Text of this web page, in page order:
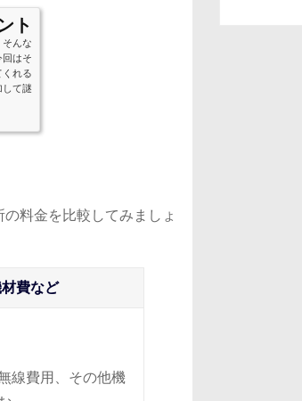
ト
んな
はそ
れる
て謎
料金を比較してみましょ
費など
線費用、その他機